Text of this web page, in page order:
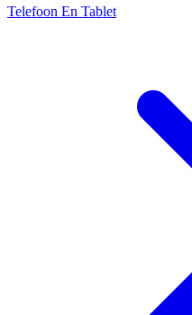
Telefoon En Tablet